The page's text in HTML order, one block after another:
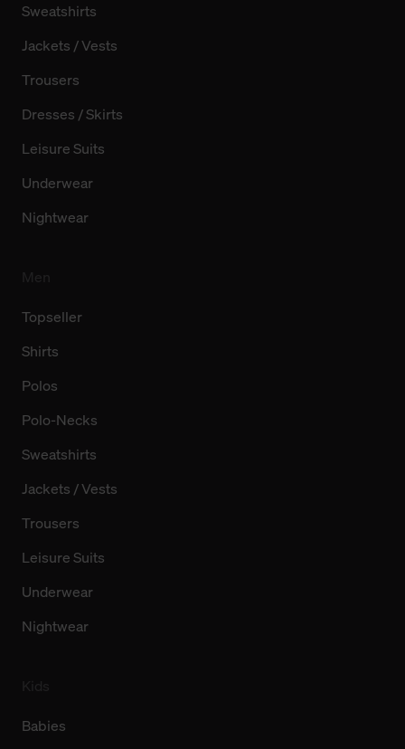
Sweatshirts
Jackets / Vests
Trousers
Dresses / Skirts
Leisure Suits
Underwear
Nightwear
Topseller
Shirts
Polos
Polo-Necks
Sweatshirts
Jackets / Vests
Trousers
Leisure Suits
Underwear
Nightwear
Babies